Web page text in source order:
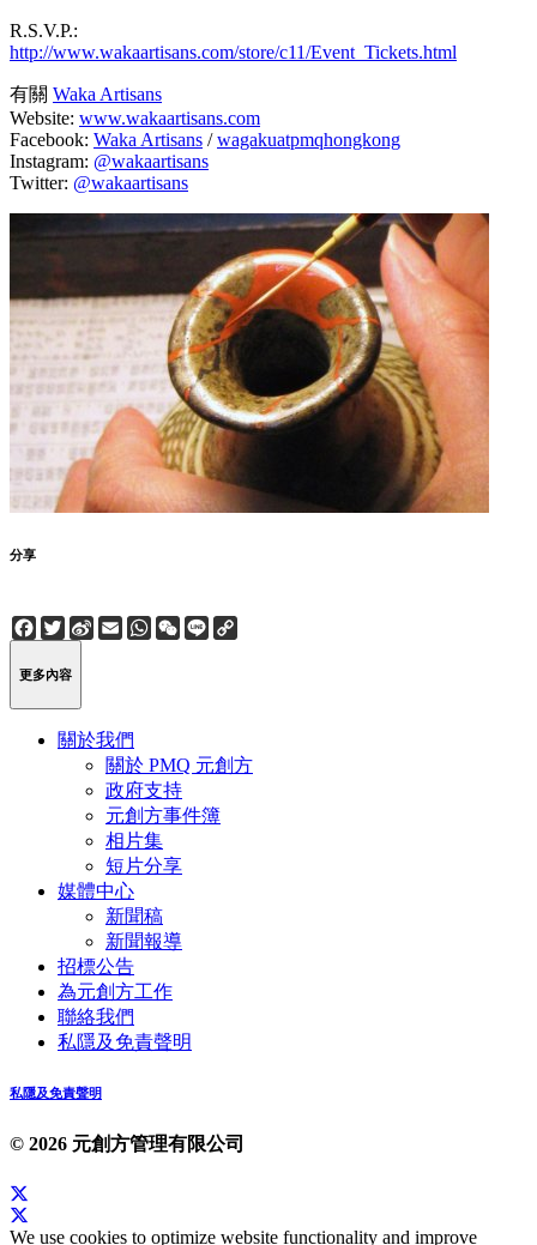
R.S.V.P.:
http://www.wakaartisans.com/store/c11/Event_Tickets.html
有關 Waka Artisans
Website: www.wakaartisans.com
Facebook: Waka Artisans /wagakuatpmqhongkong
Instagram: @wakaartisans
Twitter: @wakaartisans
分享
Facebook
Twitter
Sina
Weibo
EmailWhatsApp
WeChat
Line
更多內容
關於我們
關於 PMQ 元創方
政府支持
元創方事件簿
相片集
短片分享
媒體中心
新聞稿
新聞報導
招標公告
為元創方工作
聯絡我們
私隱及免責聲明
私隱及免責聲明
© 2026 元創方管理有限公司
We use cookies to optimize website functionality and improve